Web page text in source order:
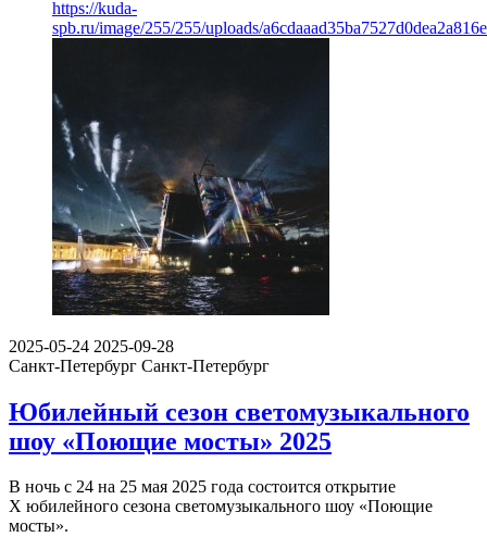
https://kuda-
spb.ru/image/255/255/uploads/
2025-05-24 2025-09-28
Санкт-Петербург Санкт-Петербург
Юбилейный сезон светомузыкального
шоу «Поющие мосты» 2025
В ночь с 24 на 25 мая 2025 года состоится открытие
X юбилейного сезона светомузыкального шоу «Поющие
мосты».